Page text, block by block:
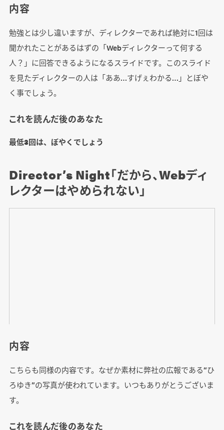
内容
勉強とは少し違いますが、ディレクターであれば絶対に1回は
聞かれたことがあるはずの「Webディレクターって何する
人？」に回答できるようになるスライドです。このスライド
を見たディレクターの人は「ああ…すげぇわかる…」とぼや
く事でしょう。
これを読んだ後のあなた
最低3回は、ぼやくでしょう
Director’s Night「だから、Webディ
レクターはやめられない」
内容
こちらも同様の内容です。なぜか素材に弊社の広報である“ひ
ろゆき”の写真が使われています。いつもありがとうございま
す。
これを読んだ後のあなた